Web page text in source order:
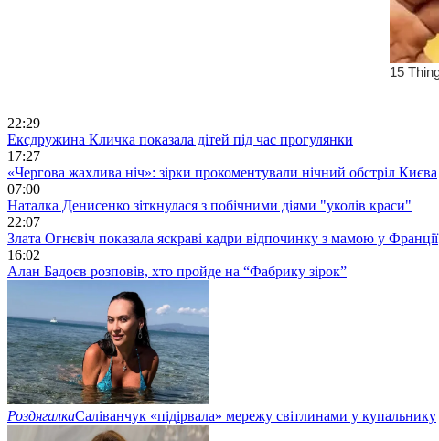
22:29
Ексдружина Кличка показала дітей під час прогулянки
17:27
«Чергова жахлива ніч»: зірки прокоментували нічний обстріл Києва
07:00
Наталка Денисенко зіткнулася з побічними діями "уколів краси"
22:07
Злата Огнєвіч показала яскраві кадри відпочинку з мамою у Франції
16:02
Алан Бадоєв розповів, хто пройде на “Фабрику зірок”
РоздягалкаСаліванчук «підірвала» мережу світлинами у купальнику